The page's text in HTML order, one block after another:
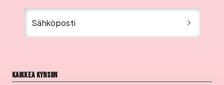
Sähköposti
Kaikkea kynsiin